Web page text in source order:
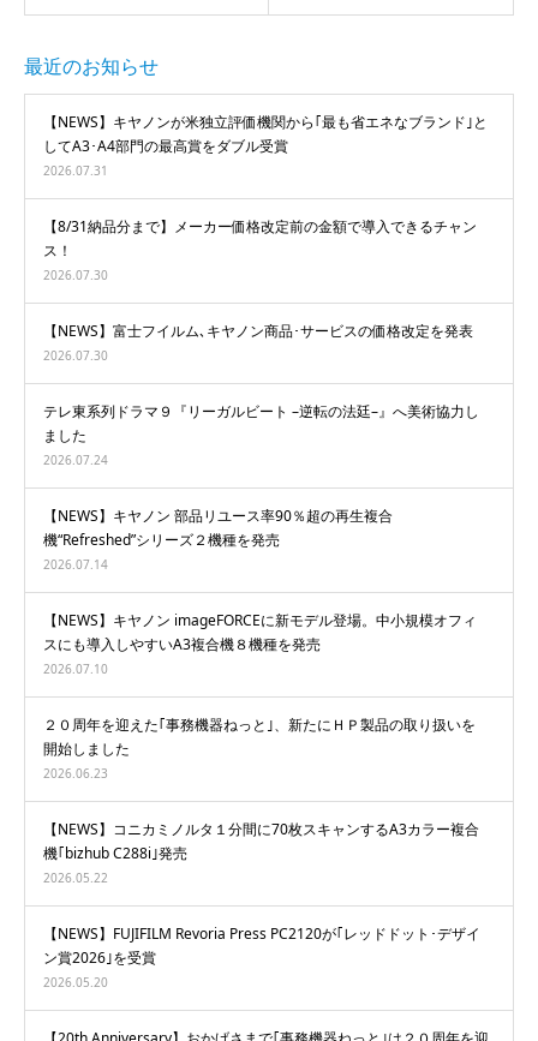
最近のお知らせ
【NEWS】キヤノンが米独立評価機関から｢最も省エネなブランド｣と
してA3･A4部門の最高賞をダブル受賞
2026.07.31
【8/31納品分まで】メーカー価格改定前の金額で導入できるチャン
ス！
2026.07.30
【NEWS】富士フイルム､キヤノン商品･サービスの価格改定を発表
2026.07.30
テレ東系列ドラマ９『リーガルビート –逆転の法廷–』へ美術協力し
ました
2026.07.24
【NEWS】キヤノン 部品リユース率90％超の再生複合
機“Refreshed”シリーズ２機種を発売
2026.07.14
【NEWS】キヤノン imageFORCEに新モデル登場。中小規模オフィ
スにも導入しやすいA3複合機８機種を発売
2026.07.10
２０周年を迎えた｢事務機器ねっと｣、新たにＨＰ製品の取り扱いを
開始しました
2026.06.23
【NEWS】コニカミノルタ１分間に70枚スキャンするA3カラー複合
機｢bizhub C288i｣発売
2026.05.22
【NEWS】FUJIFILM Revoria Press PC2120が｢レッドドット･デザイ
ン賞2026｣を受賞
2026.05.20